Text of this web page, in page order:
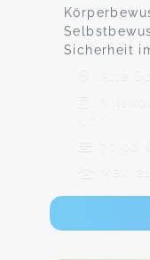
Sicherheit
Alte
70,00 €
Max.